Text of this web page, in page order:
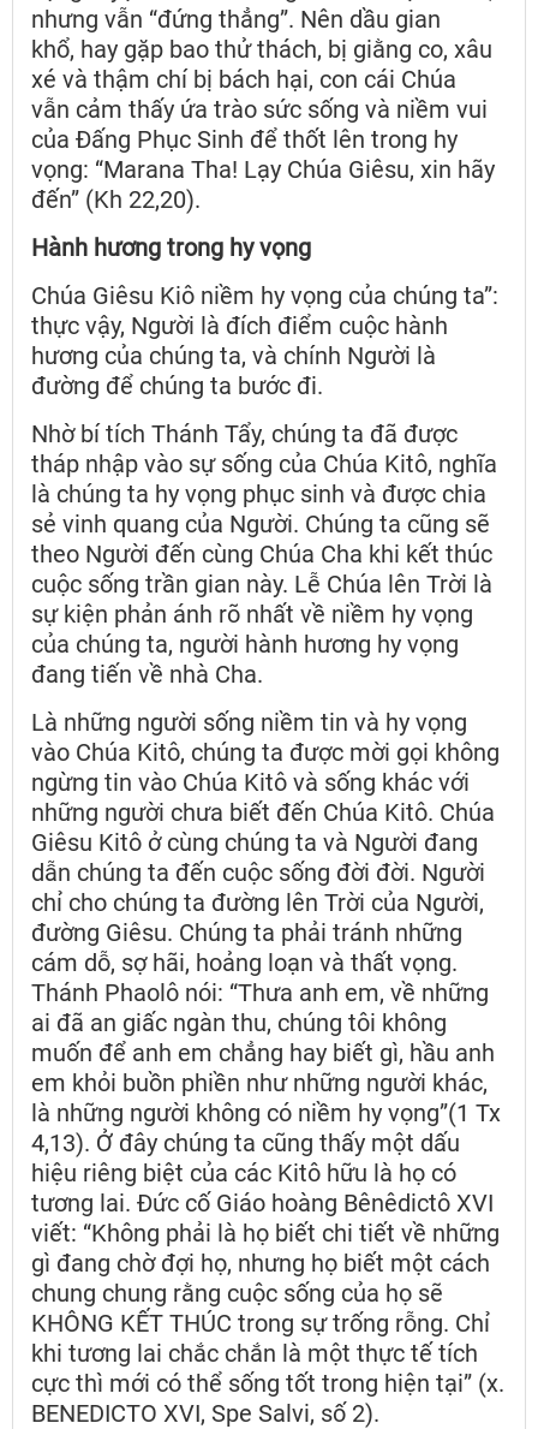
nhưng vẫn “đứng thẳng”. Nên dầu gian
khổ, hay gặp bao thử thách, bị giằng co, xâu
xé và thậm chí bị bách hại, con cái Chúa
vẫn cảm thấy ứa trào sức sống và niềm vui
của Đấng Phục Sinh để thốt lên trong hy
vọng: “Marana Tha! Lạy Chúa Giêsu, xin hãy
đến” (Kh 22,20).
Hành hương trong hy vọng
Chúa Giêsu Kiô niềm hy vọng của chúng ta”:
thực vậy, Người là đích điểm cuộc hành
hương của chúng ta, và chính Người là
đường để chúng ta bước đi.
Nhờ bí tích Thánh Tẩy, chúng ta đã được
tháp nhập vào sự sống của Chúa Kitô, nghĩa
là chúng ta hy vọng phục sinh và được chia
sẻ vinh quang của Người. Chúng ta cũng sẽ
theo Người đến cùng Chúa Cha khi kết thúc
cuộc sống trần gian này. Lễ Chúa lên Trời là
sự kiện phản ánh rõ nhất về niềm hy vọng
của chúng ta, người hành hương hy vọng
đang tiến về nhà Cha.
Là những người sống niềm tin và hy vọng
vào Chúa Kitô, chúng ta được mời gọi không
ngừng tin vào Chúa Kitô và sống khác với
những người chưa biết đến Chúa Kitô. Chúa
Giêsu Kitô ở cùng chúng ta và Người đang
dẫn chúng ta đến cuộc sống đời đời. Người
chỉ cho chúng ta đường lên Trời của Người,
đường Giêsu. Chúng ta phải tránh những
cám dỗ, sợ hãi, hoảng loạn và thất vọng.
Thánh Phaolô nói: “Thưa anh em, về những
ai đã an giấc ngàn thu, chúng tôi không
muốn để anh em chẳng hay biết gì, hầu anh
em khỏi buồn phiền như những người khác,
là những người không có niềm hy vọng”(1 Tx
4,13). Ở đây chúng ta cũng thấy một dấu
hiệu riêng biệt của các Kitô hữu là họ có
tương lai. Đức cố Giáo hoàng Bênêdictô XVI
viết: “Không phải là họ biết chi tiết về những
gì đang chờ đợi họ, nhưng họ biết một cách
chung chung rằng cuộc sống của họ sẽ
KHÔNG KẾT THÚC trong sự trống rỗng. Chỉ
khi tương lai chắc chắn là một thực tế tích
cực thì mới có thể sống tốt trong hiện tại” (x.
BENEDICTO XVI, Spe Salvi, số 2).